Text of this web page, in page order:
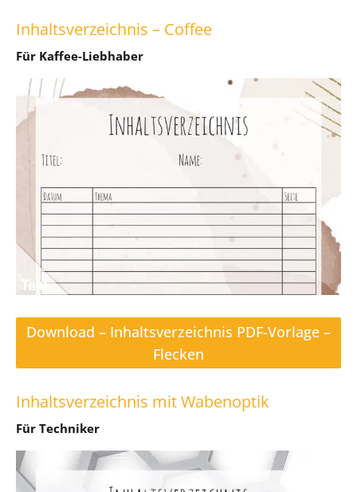
Inhaltsverzeichnis – Coffee
Für Kaffee-Liebhaber
Download – Inhaltsverzeichnis PDF-Vorlage –
Flecken
Inhaltsverzeichnis mit Wabenoptik
Für Techniker